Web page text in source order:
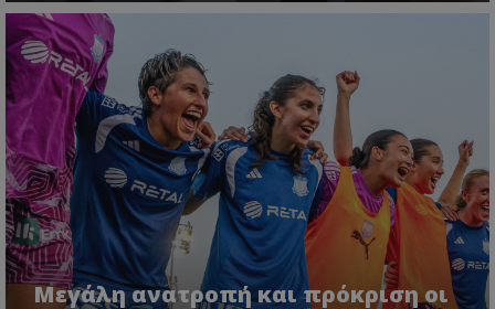
Μεγάλη ανατροπή και πρόκριση οι